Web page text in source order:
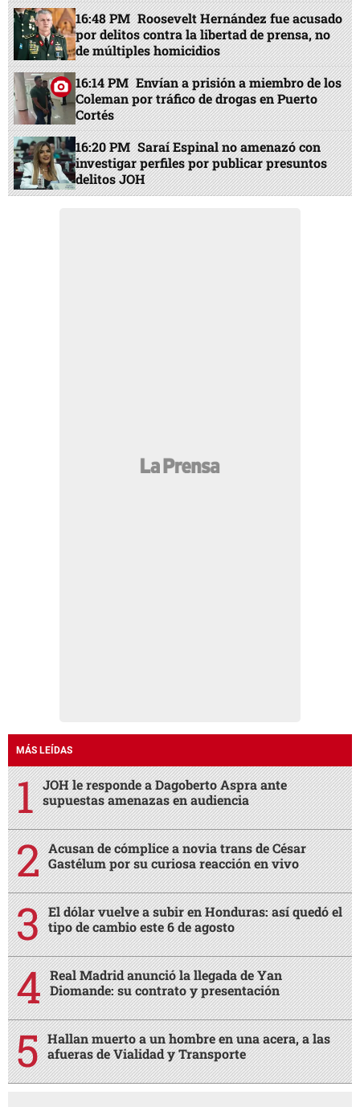
16:48 PM Roosevelt Hernández fue acusado
por delitos contra la libertad de prensa, no
de múltiples homicidios
16:14 PM Envían a prisión a miembro de los
Coleman por tráfico de drogas en Puerto
Cortés
16:20 PM Saraí Espinal no amenazó con
investigar perfiles por publicar presuntos
delitos JOH
MÁS LEÍDAS
JOH le responde a Dagoberto Aspra ante
supuestas amenazas en audiencia
Acusan de cómplice a novia trans de César
Gastélum por su curiosa reacción en vivo
El dólar vuelve a subir en Honduras: así quedó el
tipo de cambio este 6 de agosto
Real Madrid anunció la llegada de Yan
Diomande: su contrato y presentación
Hallan muerto a un hombre en una acera, a las
afueras de Vialidad y Transporte